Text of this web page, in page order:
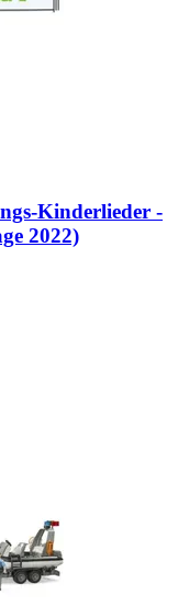
​Kinderlieder -​
2022)